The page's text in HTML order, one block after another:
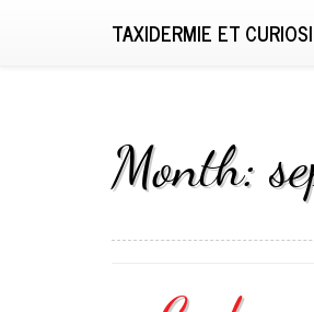
TAXIDERMIE ET
Month: